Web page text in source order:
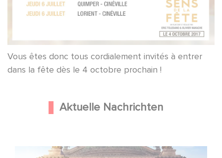
Vous êtes donc tous cordialement invités à entrer
dans la fête dès le 4 octobre prochain !
Aktuelle Nachrichten
Gaumont und Good Hero kündigen die Fortsetzung von